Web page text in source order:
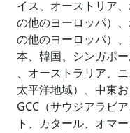
イス、オーストリア
の他のヨーロッパ）
の他のヨーロッパ）
本、韓国、シンガポ
、オーストラリア、
太平洋地域）、中東
GCC（サウジアラビ
ト、カタール、オマ